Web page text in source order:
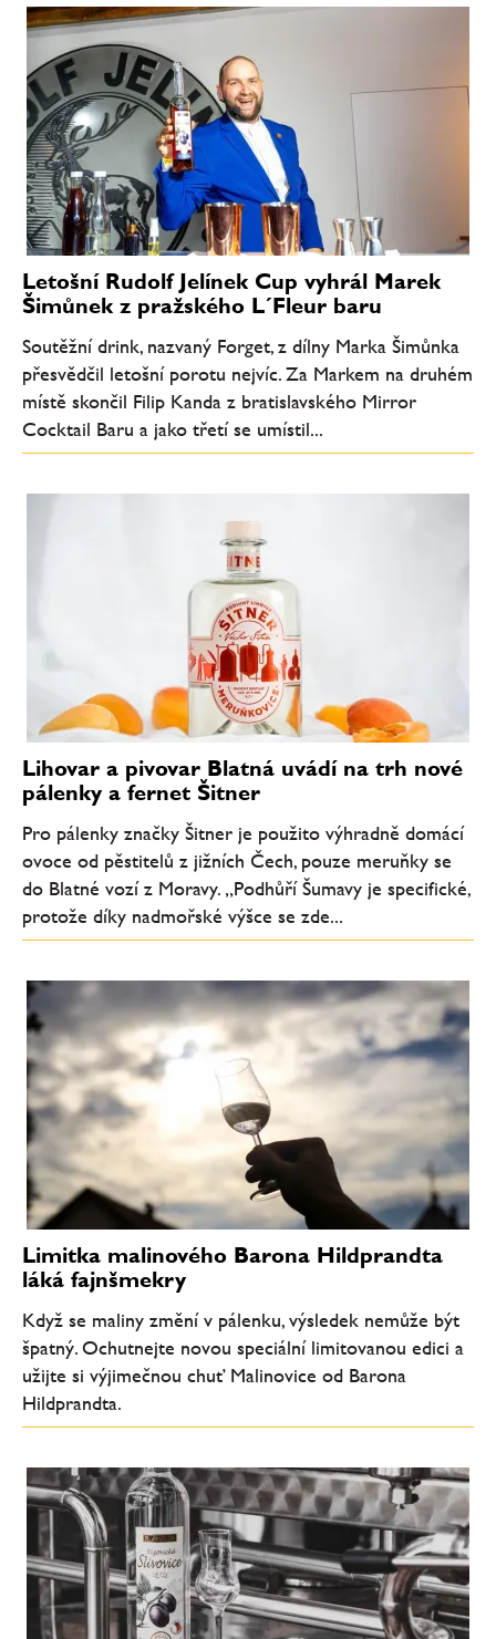
Letošní Rudolf Jelínek Cup vyhrál Marek
Šimůnek z pražského L´Fleur baru
Soutěžní drink, nazvaný Forget, z dílny Marka Šimůnka
přesvědčil letošní porotu nejvíc. Za Markem na druhém
místě skončil Filip Kanda z bratislavského Mirror
Cocktail Baru a jako třetí se umístil...
Lihovar a pivovar Blatná uvádí na trh nové
pálenky a fernet Šitner
Pro pálenky značky Šitner je použito výhradně domácí
ovoce od pěstitelů z jižních Čech, pouze meruňky se
do Blatné vozí z Moravy. „Podhůří Šumavy je specifické,
protože díky nadmořské výšce se zde...
Limitka malinového Barona Hildprandta
láká fajnšmekry
Když se maliny změní v pálenku, výsledek nemůže být
špatný. Ochutnejte novou speciální limitovanou edici a
užijte si výjimečnou chuť Malinovice od Barona
Hildprandta.